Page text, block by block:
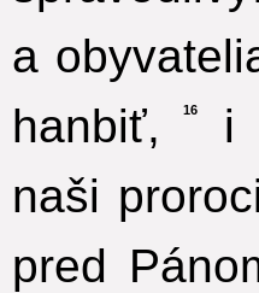
a
hanbiť,
16
i
naši
pred